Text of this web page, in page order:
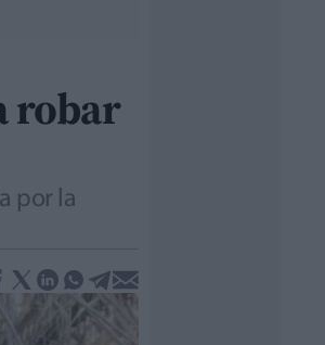
robar
por la